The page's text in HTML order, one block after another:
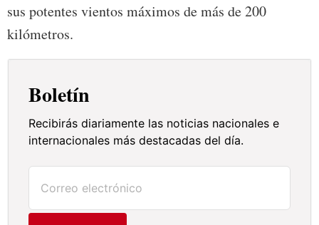
sus potentes vientos máximos de más de 200
kilómetros.
Boletín
Recibirás diariamente las noticias nacionales e
internacionales más destacadas del día.